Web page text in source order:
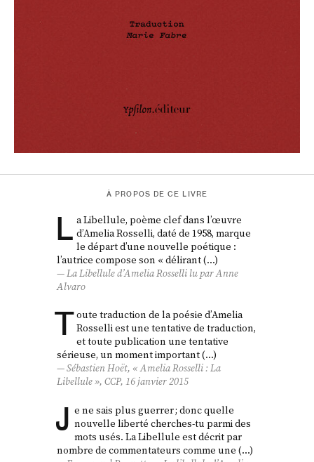
À PROPOS DE CE LIVRE
L a Libellule, poème clef dans l’œuvre
d’Amelia Rosselli, daté de 1958, marque
le départ d’une nouvelle poétique :
l’autrice compose son « délirant (…)
La Libelluled’Amelia Rosselli lu par Anne
Alvaro
T oute traduction de la poésie d’Amelia
Rosselli est une tentative de traduction,
et toute publication une tentative
sérieuse, un moment important (…)
Sébastien Hoët, « Amelia Rosselli :La
Libellule»,CCP, 16 janvier 2015
J e ne sais plus guerrer ; donc quelle
nouvelle liberté cherches-tu parmi des
mots usés. La Libellule est décrit par
nombre de commentateurs comme une (…)